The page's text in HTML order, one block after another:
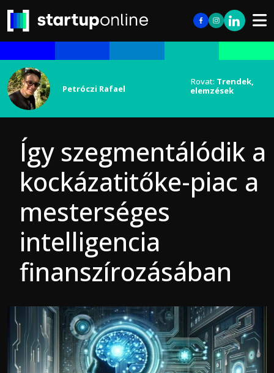
Petróczi Rafael
Rovat: Trendek,
elemzések
Így szegmentálódik a
kockázatitőke-piac a
mesterséges
intelligencia
finanszírozásában